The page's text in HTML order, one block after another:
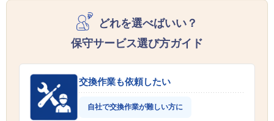
どれを選べばいい？
保守サービス選び方ガイド
交換作業も依頼したい
自社で交換作業が難しい方に